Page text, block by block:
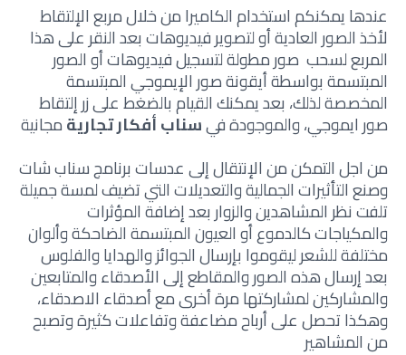
عندها يمكنكم استخدام الكاميرا من خلال مربع الإلتقاط
لأخذ الصور العادية أو لتصوير فيديوهات بعد النقر على هذا
المربع لسحب صور مطولة لتسجيل فيديوهات أو الصور
المبتسمة بواسطة أيقونة صور الإيموجي المبتسمة
المخصصة لذلك، بعد يمكنك القيام بالضغط على زر إلتقاط
صور ايموجي، والموجودة فيسناب أفكار تجاريةمجانية
من اجل التمكن من الإنتقال إلى عدسات برنامج سناب شات
وصنع التأثيرات الجمالية والتعديلات التي تضيف لمسة جميلة
تلفت نظر المشاهدين والزوار بعد إضافة المؤثرات
والمكياجات كالدموع أو العيون المبتسمة الضاحكة وألوان
مختلفة للشعر ليقوموا بإرسال الجوائز والهدايا والفلوس
بعد إرسال هذه الصور والمقاطع إلى الأصدقاء والمتابعين
والمشاركين لمشاركتها مرة أخرى مع أصدقاء الاصدقاء،
وهكذا تحصل على أرباح مضاعفة وتفاعلات كثيرة وتصبح
من المشاهير